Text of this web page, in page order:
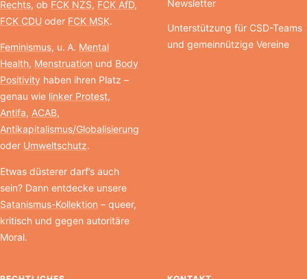
Rechts, ob FCK NZS, FCK AfD,
FCK CDU oder FCK MSK.
Feminismus, u. A. Mental
Health, Menstruation und Body
Positivity haben ihren Platz –
genau wie linker Protest,
Antifa, ACAB,
Antikapitalismus/Globalisierung
oder Umweltschutz.
Etwas düsterer darf’s auch
sein? Dann entdecke unsere
Satanismus-Kollektion – queer,
kritisch und gegen autoritäre
Moral.
Newsletter
Unterstützung für CSD-Teams
und gemeinnützige Vereine